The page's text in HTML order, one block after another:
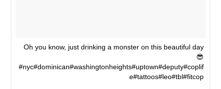
Oh you know, just drinking a monster on this beautiful day
😎
#nyc#dominican#washingtonheights#uptown#deputy#coplif
e#tattoos#leo#tbl#fitcop